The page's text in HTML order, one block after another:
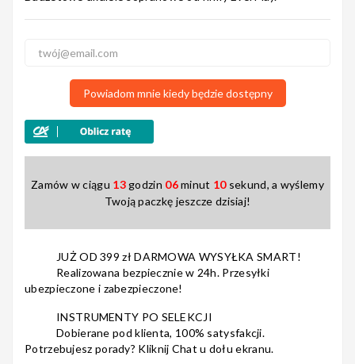
Akcesoria
Prezenty
Rainbow
Powiadom mnie kiedy będzie dostępny
Zamów w ciągu 13 godzin 06minut 09 sekund, a wyślemy
Twoją paczkę jeszcze dzisiaj!
JUŻ OD 399 zł DARMOWA WYSYŁKA SMART!
Realizowana bezpiecznie w 24h. Przesyłki
ubezpieczone i zabezpieczone!
INSTRUMENTY PO SELEKCJI
Dobierane pod klienta, 100% satysfakcji.
Potrzebujesz porady? Kliknij Chat u dołu ekranu.